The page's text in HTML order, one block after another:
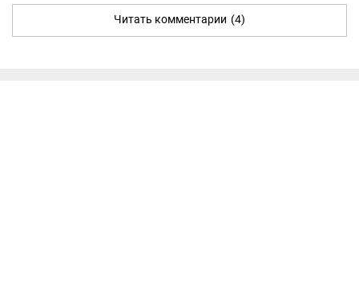
Читать комментарии (4)